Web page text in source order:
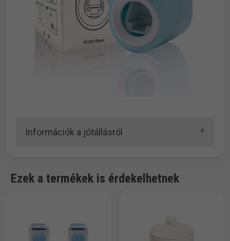
Információk a jótállásról
Ezek a termékek is érdekelhetnek